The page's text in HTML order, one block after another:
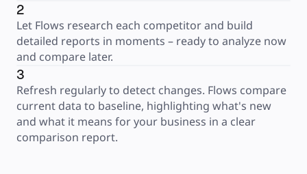
2
Let Flows research each competitor and build
detailed reports in moments – ready to analyze now
and compare later.
3
Refresh regularly to detect changes. Flows compare
current data to baseline, highlighting what's new
and what it means for your business in a clear
comparison report.